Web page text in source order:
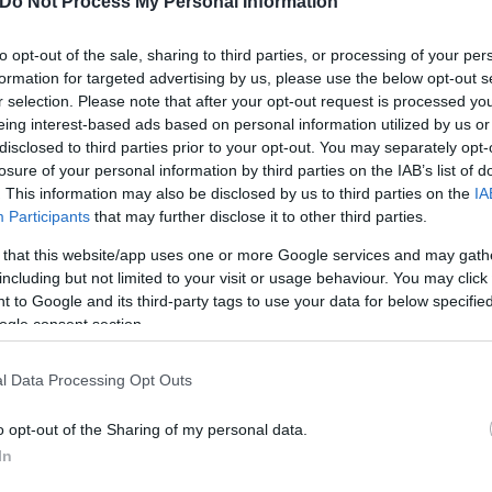
opt-out of the sale, sharing to third parties, or processing of your
for targeted advertising by us, please use the below opt-out
selection. Please note that after your opt-out request is processed
interest-based ads based on personal information utilized by us
to third parties prior to your opt-out. You may separately
of your personal information by third parties on the IAB’s list of
This information may also be disclosed by us to third parties on the
Participants that may further disclose it to other third parties.
that this website/app uses one or more Google services and may
but not limited to your visit or usage behaviour. You may
to Google and its third-party tags to use your data for below
consent section.
Data Processing Opt Outs
opt-out of the Sharing of my personal data.
ώρα που δεχόταν την επίθεση, δεν ήταν ο ίδιος
Οι αυτόπτες μάρτυρες και οι θαμώνες, τον
ισχυρίζεται ότι ήταν η δίδυμη αδελφή
να κάνει με το θέμα της γλώσσας. Δεν είναι
στον συνάνθρωπό σου, που τραυματίστηκε
Η επικοινωνία έγινες χθες, δύο ημέρες μετά. Ο
τη δημοσιότητα που έχει λάβει το θέμα. Ο ίδιος
Το ψυχολογικό σοκ υπάρχει και ο πόνος